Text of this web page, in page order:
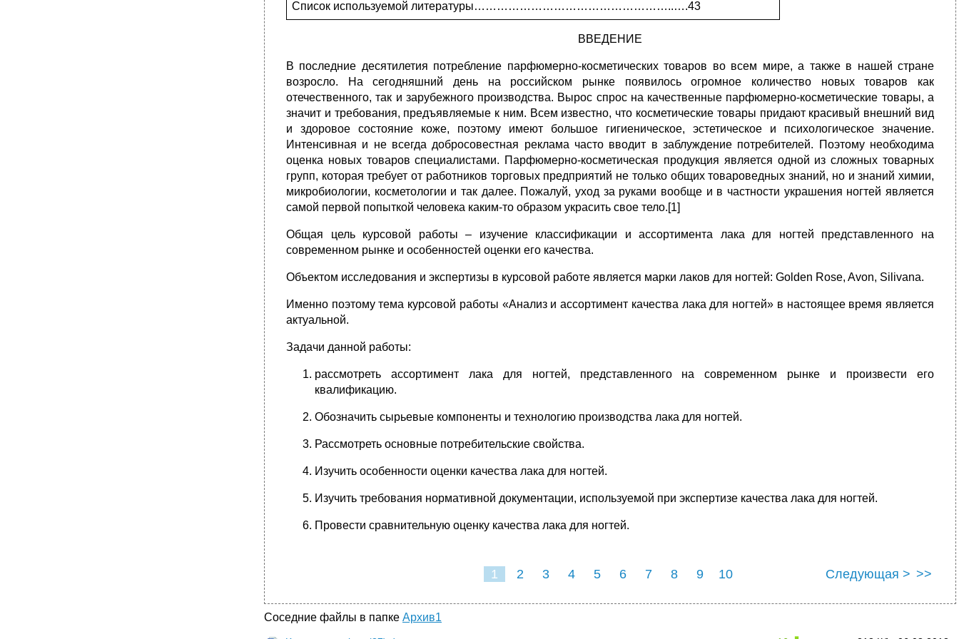
Список используемой литературы……………………………………………..….43
ВВЕДЕНИЕ
В последние десятилетия потребление парфюмерно-косметических товаров во всем мире, а также в нашей стране
возросло. На сегодняшний день на российском рынке появилось огромное количество новых товаров как
отечественного, так и зарубежного производства. Вырос спрос на качественные парфюмерно-косметические товары, а
значит и требования, предъявляемые к ним. Всем известно, что косметические товары придают красивый внешний вид
и здоровое состояние коже, поэтому имеют большое гигиеническое, эстетическое и психологическое значение.
Интенсивная и не всегда добросовестная реклама часто вводит в заблуждение потребителей. Поэтому необходима
оценка новых товаров специалистами. Парфюмерно-косметическая продукция является одной из сложных товарных
групп, которая требует от работников торговых предприятий не только общих товароведных знаний, но и знаний химии,
микробиологии, косметологии и так далее. Пожалуй, уход за руками вообще и в частности украшения ногтей является
самой первой попыткой человека каким-то образом украсить свое тело.[1]
Общая цель курсовой работы ‒ изучение классификации и ассортимента лака для ногтей представленного на
современном рынке и особенностей оценки его качества.
Объектом исследования и экспертизы в курсовой работе является марки лаков для ногтей: Golden Rose, Avon, Silivana.
Именно поэтому тема курсовой работы «Анализ и ассортимент качества лака для ногтей» в настоящее время является
актуальной.
Задачи данной работы:
рассмотреть ассортимент лака для ногтей, представленного на современном рынке и произвести его
квалификацию.
Обозначить сырьевые компоненты и технологию производства лака для ногтей.
Рассмотреть основные потребительские свойства.
Изучить особенности оценки качества лака для ногтей.
Изучить требования нормативной документации, используемой при экспертизе качества лака для ногтей.
Провести сравнительную оценку качества лака для ногтей.
1 2 3 4 5 6 7 8 9 10 Следующая > >>
Соседние файлы в папке Архив1